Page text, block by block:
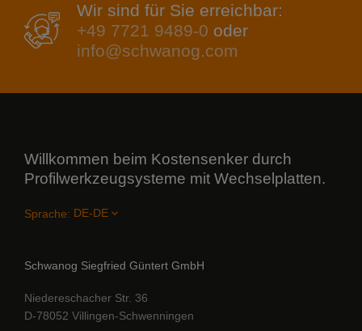
Wir sind für Sie erreichbar:
+49 7721 9489-0 oder
info@schwanog.com
Willkommen beim Kostensenker durch
Profilwerkzeugsysteme mit Wechselplatten.
Sprache:
Schwanog Siegfried Güntert GmbH
Niedereschacher Str. 36
D-78052 Villingen-Schwenningen